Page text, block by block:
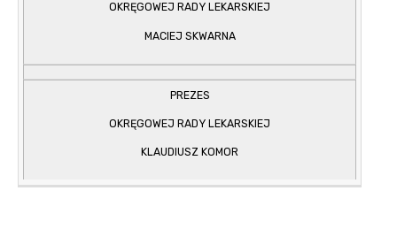
OKRĘGOWEJ RADY LEKARSKIEJ
MACIEJ SKWARNA
PREZES
OKRĘGOWEJ RADY LEKARSKIEJ
KLAUDIUSZ KOMOR